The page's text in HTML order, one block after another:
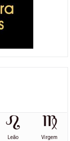
Leão Virgem